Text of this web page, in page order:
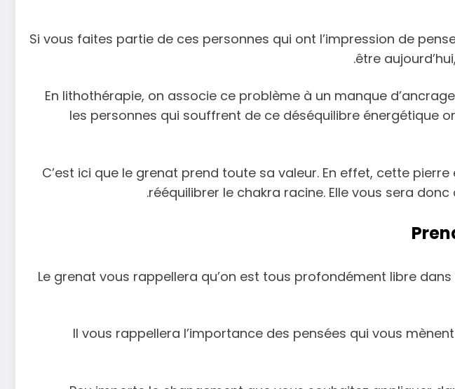
Si vous faites partie de ces personnes qui ont l’impression de
être
En lithothérapie, on associe ce problème à un manque
les personnes qui souffrent de ce déséquilibre énergétique
C’est ici que le grenat prend toute sa valeur. En effet, cette
rééquilibrer le chakra racine. Elle vous sera
Le grenat vous rappellera qu’on est tous profondément libre
Il vous rappellera l’importance des pensées qui vous